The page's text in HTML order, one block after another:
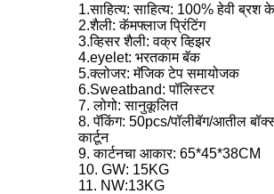
1.साहित्य: साहित्य: 100% हेवी ब्रश
2.शैली: कॅमफ्लाज प्रिंटिंग
3.व्हिसर शैली: वक्र व्हिझर
4.eyelet: भरतकाम बॅक
5.क्लोजर: मॅजिक टेप समायोजक
6.Sweatband: पॉलिस्टर
7. लोगो: सानुकूलित
8. पॅकिंग: 50pcs/पॉलीबॅग/आतील
कार्टून
9. कार्टनचा आकार: 65*45*38CM
10. GW: 15KG
11. NW:13KG